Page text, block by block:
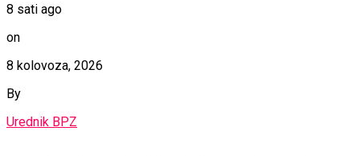
8 sati ago
on
8 kolovoza, 2026
By
Urednik BPZ